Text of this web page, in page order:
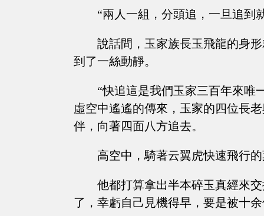
“兩人一組，分頭追，一旦追到
說話間，玉家族長玉飛龍的身
到了一絲動靜。
“快追這是我們玉家三百年來唯
虛空中遙遙的傳來，玉家的四位長
伴，向著四面八方追去。
高空中，騎著云翼虎快速飛行
他都打算拿出半本碎玉真經來
了，幸虧自己見機得早，要是被十